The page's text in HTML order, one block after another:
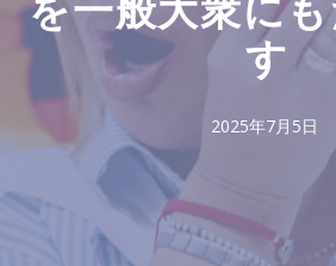
を一般大衆に
す
2025年7月5日